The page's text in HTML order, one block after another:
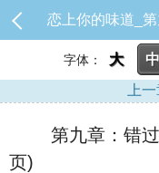
恋上你的味道_
字体： 大 中
上
第九章：错过
页)